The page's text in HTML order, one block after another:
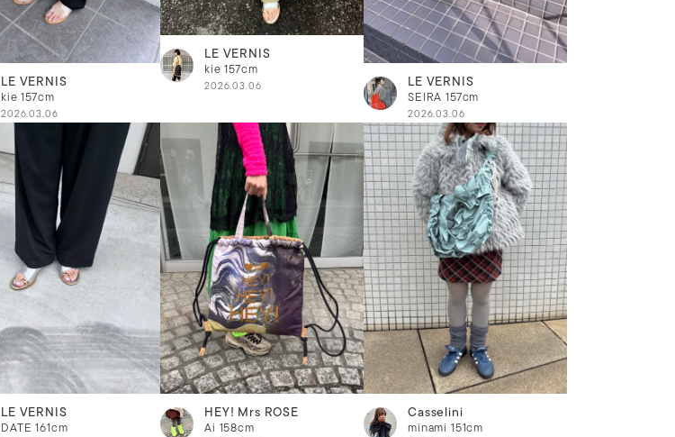
LE VERNIS
kie157cm
2026.03.06
LE VERNIS
kie157cm
2026.03.06 LE VERNIS
SEIRA157cm
2026.03.06
LE VERNIS
DATE161cm
HEY! Mrs ROSE
Ai 158cm
Casselini
minami 151cm